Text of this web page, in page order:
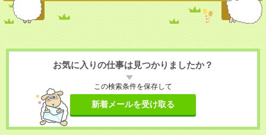
お気に入りの仕事は見つかりましたか？
この検索条件を保存して
新着メールを受け取る